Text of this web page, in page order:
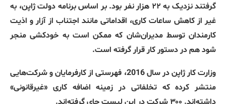
گرفتند نزدیک به ۲۲ هزار نفر بود
.بر اساس برنامه دولت ژاپن، به
غیر از کاهش ساعات کاری، اقداماتی مانند اجتناب از آزار و اذیت
کارمندان توسط مدیران‌شان که ممکن است به خودکشی منجر
شود هم در دستور کار قرار گرفته است.
وزارت کار ژاپن در سال2016
، فهرستی از کارفرمایان و شرکت‌هایی
منتشر کرده که تخلفاتی در زمینه اضافه کاری «غیرقانونی»